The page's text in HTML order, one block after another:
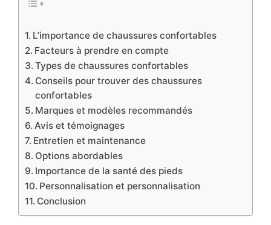
L’importance de chaussures confortables
Facteurs à prendre en compte
Types de chaussures confortables
Conseils pour trouver des chaussures
confortables
Marques et modèles recommandés
Avis et témoignages
Entretien et maintenance
Options abordables
Importance de la santé des pieds
Personnalisation et personnalisation
Conclusion